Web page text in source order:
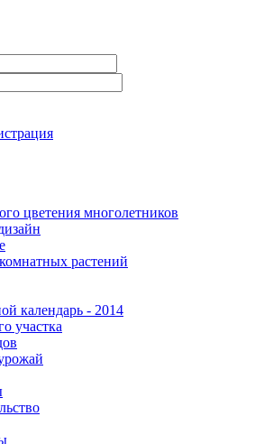
цветения многолетников
растений
календарь - 2014
участка